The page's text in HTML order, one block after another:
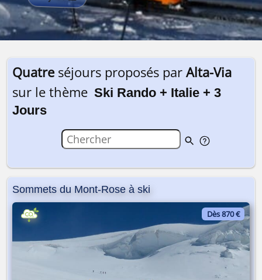
Quatre séjours proposés par Alta-Via
sur le thème Ski Rando + Italie + 3
Jours
Sommets du Mont-Rose à ski
Dès 870 €